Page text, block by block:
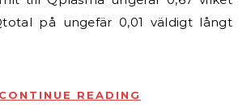
på ungefär 0,01 väldigt långt
CONTINUE READING